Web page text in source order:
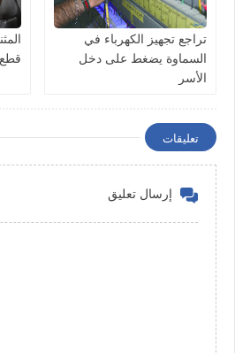
تراجع تجهيز الكهرباء في
السماوة يضغط على دخل
الأسر
قطع
تعليقات
إرسال تعليق